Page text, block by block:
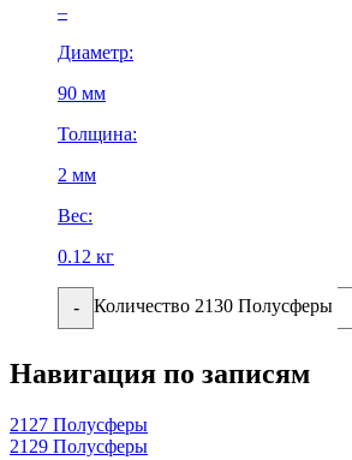
–
Диаметр:
90 мм
Толщина:
2 мм
Вес:
0.12 кг
- Количество 2130 Полусферы
Навигация по записям
2127 Полусферы
2129 Полусферы